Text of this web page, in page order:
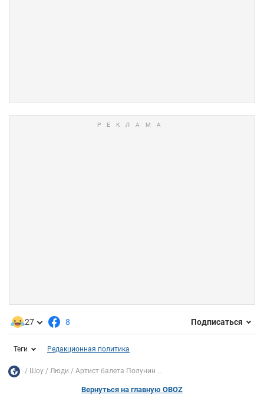
27 8 Подписаться
Теги Редакционная политика
Шоу Люди Артист балета Полунин ...
Вернуться на главную OBOZ